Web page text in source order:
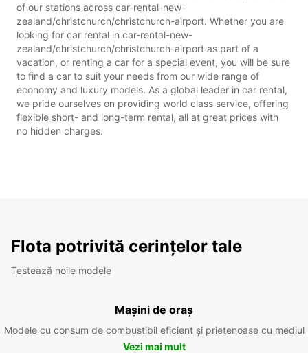
of our stations across car-rental-new-
zealand/christchurch/christchurch-airport. Whether you are
looking for car rental in car-rental-new-
zealand/christchurch/christchurch-airport as part of a
vacation, or renting a car for a special event, you will be sure
to find a car to suit your needs from our wide range of
economy and luxury models. As a global leader in car rental,
we pride ourselves on providing world class service, offering
flexible short- and long-term rental, all at great prices with
no hidden charges.
Flota potrivită cerințelor tale
Testează noile modele
Mașini de oraș
Modele cu consum de combustibil eficient și prietenoase cu mediul
Vezi mai mult